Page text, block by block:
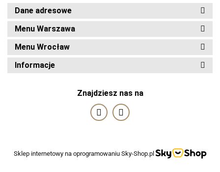
Dane adresowe
Menu Warszawa
Menu Wrocław
Informacje
Znajdziesz nas na
Sklep internetowy na oprogramowaniu Sky-Shop.pl